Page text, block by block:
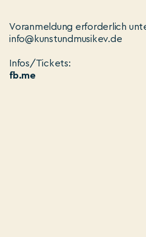
Voranmeldung erforderlich
info@kunstundmusikev.de
Infos/Tickets:
fb.me